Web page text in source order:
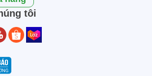
tôi